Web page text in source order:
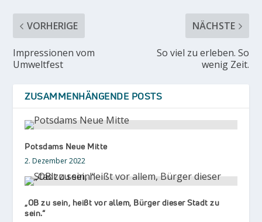
VORHERIGE
Impressionen vom
Umweltfest
NÄCHSTE
So viel zu erleben. So
wenig Zeit.
ZUSAMMENHÄNGENDE POSTS
Potsdams Neue Mitte
2. Dezember 2022
„OB zu sein, heißt vor allem, Bürger dieser Stadt zu
sein.“